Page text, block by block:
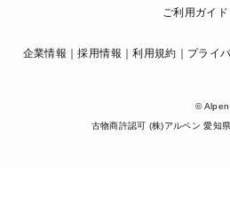
ご利用ガイ
企業情報 採用情報 利用規約 プライ
© Alpen
古物商許認可 (株)アルペン 愛